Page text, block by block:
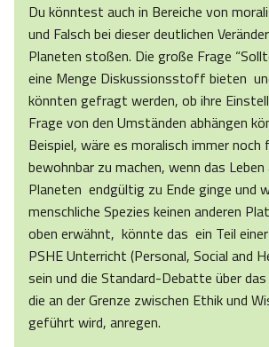
Du könntest auch in Bereiche von
und Falsch bei dieser deutlichen
Planeten stoßen. Die große Frage
eine Menge Diskussionsstoff bieten
könnten gefragt werden, ob ihre
Frage von den Umständen abhängen
Beispiel, wäre es moralisch immer noch
bewohnbar zu machen, wenn das
Planeten endgültig zu Ende ginge und
menschliche Spezies keinen anderen
oben erwähnt, könnte das ein Teil
PSHE Unterricht (Personal, Social and
sein und die Standard-Debatte über
die an der Grenze zwischen Ethik und
geführt wird, anregen.